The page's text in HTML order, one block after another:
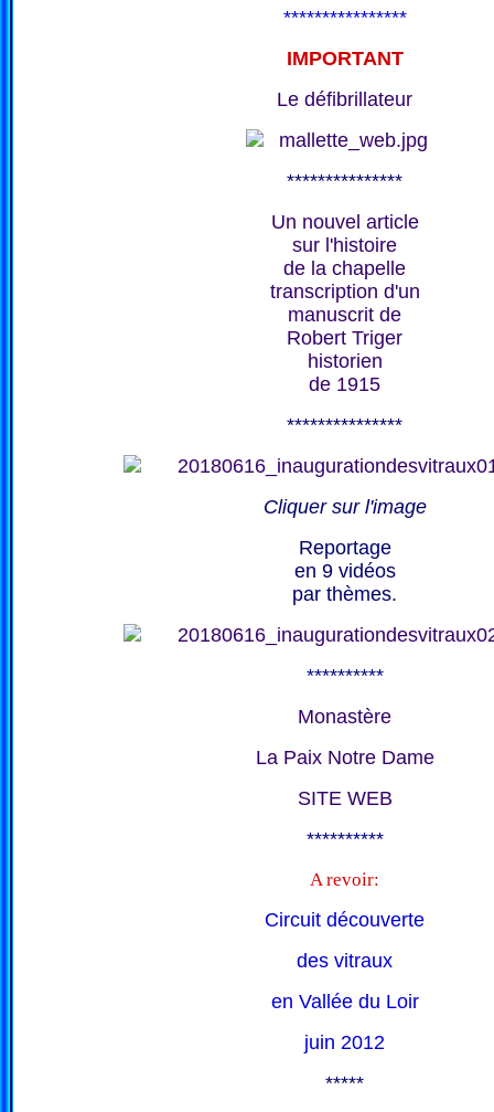
****************
IMPORTANT
Le défibrillateur
***************
Un nouvel article
sur l'histoire
de la chapelle
transcription d'un
manuscrit de
Robert Triger
historien
de 1915
***************
Cliquer sur l'image
Reportage
en 9 vidéos
par thèmes.
**********
Monastère
La Paix Notre Dame
SITE WEB
**********
A revoir:
Circuit découverte
des vitraux
en Vallée du Loir
juin 2012
*****